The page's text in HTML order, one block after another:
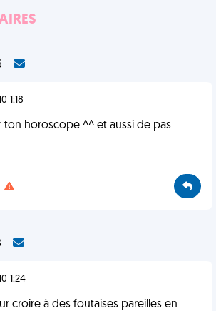
1:18
ton horoscope ^^ et aussi de pas
1:24
croire à des foutaises pareilles en